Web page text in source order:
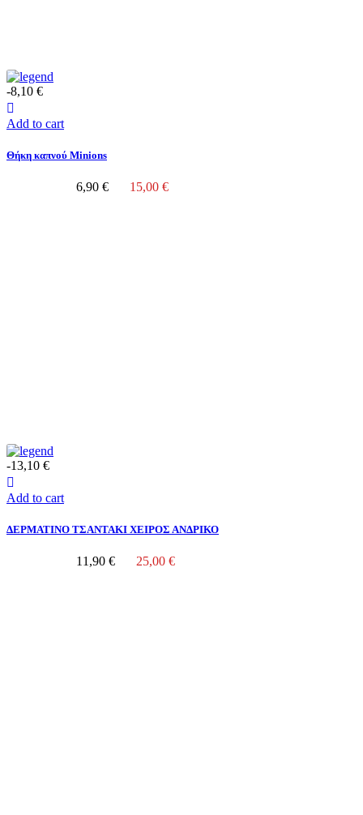
-8,10 €
Add to cart
Θήκη καπνού Minions
6,90 € 15,00 €
-13,10 €
Add to cart
ΔΕΡΜΑΤΙΝΟ ΤΣΑΝΤΑΚΙ ΧΕΙΡΟΣ ΑΝΔΡΙΚΟ
11,90 € 25,00 €